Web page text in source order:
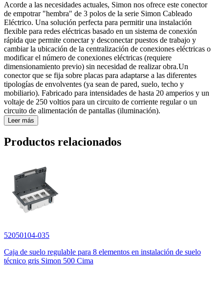
Acorde a las necesidades actuales, Simon nos ofrece este conector
de empotrar "hembra" de 3 polos de la serie Simon Cableado
Eléctrico. Una solución perfecta para permitir una instalación
flexible para redes eléctricas basado en un sistema de conexión
rápida que permite conectar y desconectar puestos de trabajo y
cambiar la ubicación de la centralización de conexiones eléctricas o
modificar el número de conexiones eléctricas (requiere
dimensionamiento previo) sin necesidad de realizar obra.Un
conector que se fija sobre placas para adaptarse a las diferentes
tipologías de envolventes (ya sean de pared, suelo, techo y
mobiliario). Fabricado para intensidades de hasta 20 amperios y un
voltaje de 250 voltios para un circuito de corriente regular o un
circuito de alimentación de pantallas (iluminación).
Leer más
Productos relacionados
52050104-035
Caja de suelo regulable para 8 elementos en instalación de suelo
técnico gris Simon 500 Cima